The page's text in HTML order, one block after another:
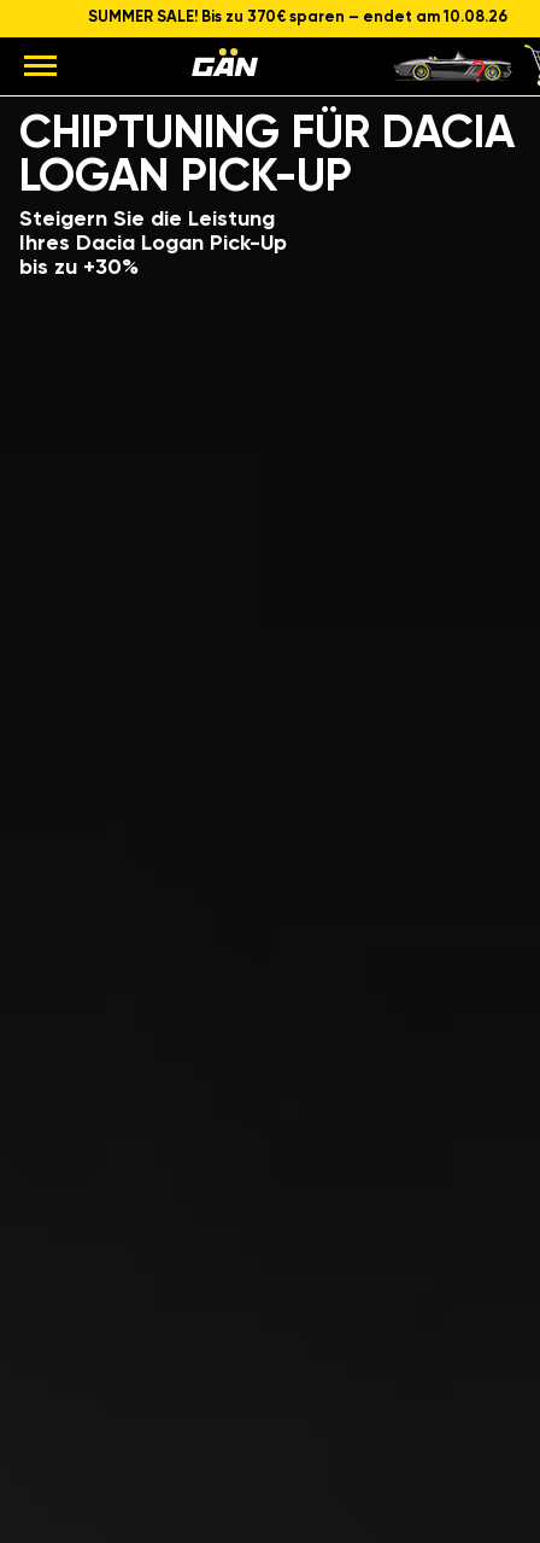
SUMMER SALE! Bis zu 370€ sparen – endet am 10.08.26
CHIPTUNING FÜR DACIA
LOGAN PICK-UP
Steigern Sie die Leistung
Ihres Dacia Logan Pick-Up
bis zu +30%
Modell
Hubraum und Leistung des Motors